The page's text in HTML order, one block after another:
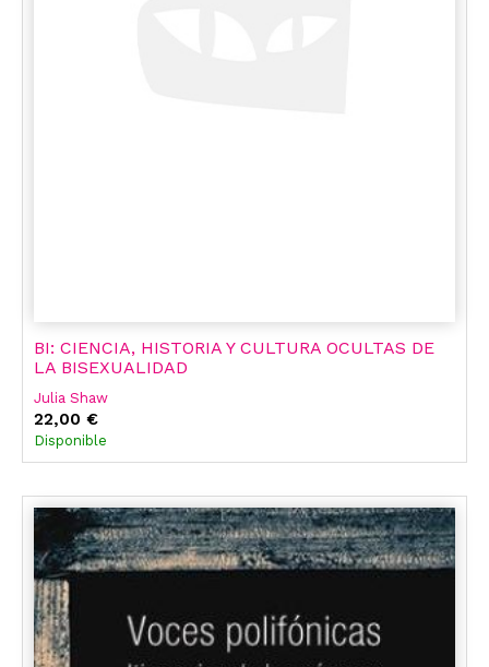
BI: CIENCIA, HISTORIA Y CULTURA OCULTAS DE
LA BISEXUALIDAD
Julia Shaw
22,00 €
Disponible